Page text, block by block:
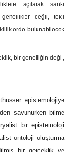
açılarak sanki
değil, tekil
bulunabilecek
bir genelliğin değil,
epistemolojiye
savunurken bilme
bir epistemoloji
ontoloji oluşturma
bir gerçeklik ve